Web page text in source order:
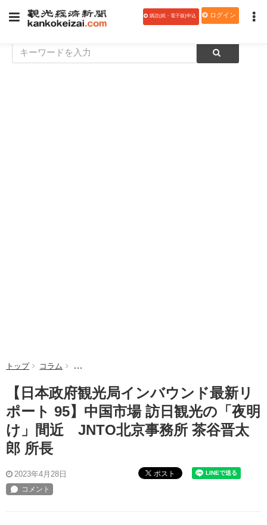
購読(紙・電子版)申込 ログイン
トップ コラム 【日本政府観光局インバウンド最新リポート 95】中
【日本政府観光局インバウンド最新リ
ポート 95】中国市場 訪日観光の「夜明
け」間近 JNTO北京事務所 茶谷晋太
郎 所長
2023年4月28日 ポスト